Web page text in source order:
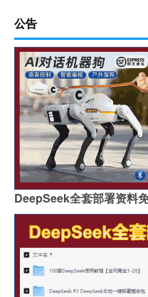
公告
DeepSeek全套部署资料